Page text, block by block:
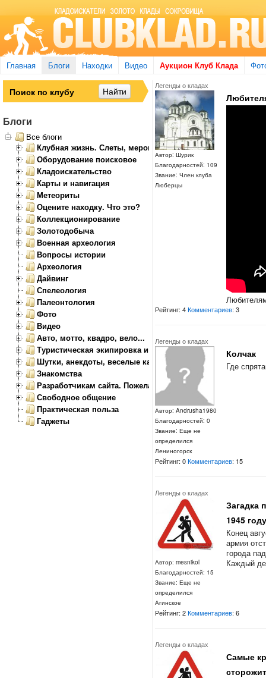
Главная Блоги Находки Видео Аукцион Клуб Клада
Легенды о кладах
Автор: Шурик
Благодарностей: 109
Звание: Член клуба
Люберцы
Рейтинг: 4Комментариев: 3
Легенды о кладах
Автор: Andrusha1980
Благодарностей: 0
Звание: Еще не
определился
Лениногорск
Колчак
Где
Рейтинг: 0Комментариев: 15
Легенды о кладах
Автор: mesnikol
Благодарностей: 15
Звание: Еще не
определился
Агинское
Загадка
1945
Конец
армия
города
Каждый
Рейтинг: 2Комментариев: 6
Легенды о кладах
Самые
Блоги
Все блоги
Клубная жизнь. Слеты, мероприятия
Оборудование поисковое
Кладоискательство
Карты и навигация
Метеориты
Оцените находку. Что это?
Коллекционирование
Золотодобыча
Военная археология
Вопросы истории
Археология
Дайвинг
Спелеология
Палеонтология
Фото
Видео
Авто, мотто, квадро, вело...
Туристическая экипировка и снаряжение
Шутки, анекдоты, веселые картинки
Знакомства
Разработчикам сайта. Пожелания, замечания.
Свободное общение
Практическая польза
Гаджеты